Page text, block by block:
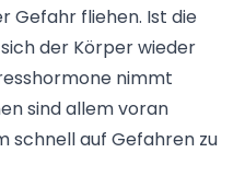
Gefahr fliehen. Ist die
der Körper wieder
nimmt
sind allem voran
schnell auf Gefahren zu